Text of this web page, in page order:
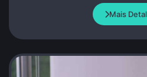
disparam conflitos e disputas
Mais